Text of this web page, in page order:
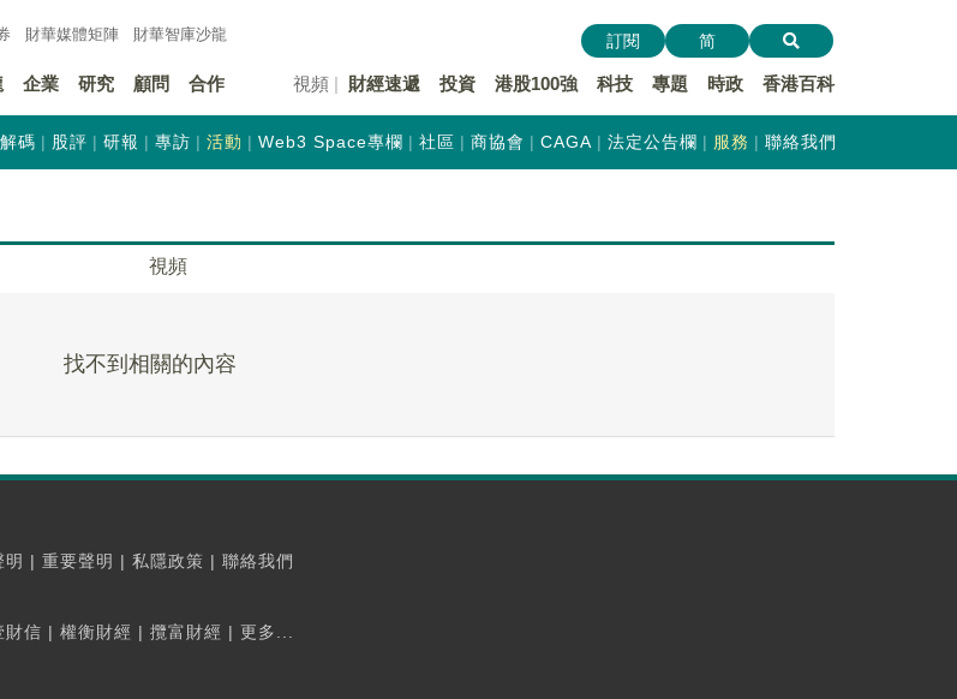
財華媒體矩陣 財華智庫沙龍
企業 研究 顧問 合作 視頻 財經速遞 投資 港股100強 科技 專題 時政 香港百科
訂閱 简
碼 股評 研報 專訪 活動 Web3 Space專欄 社區 商協會 CAGA 法定公告欄 服務 聯絡我們
視頻
找不到相關的內容
明 | 重要聲明 | 私隱政策 | 聯絡我們
財信 | 權衡財經 | 攬富財經 | 更多...